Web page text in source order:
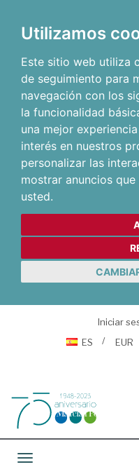
Utilizamos
Este sitio web utiliza
de seguimiento para
navegación con los
la funcionalidad
una mejor
interés en nuestros
personalizar las
mostrar anuncios
usted.
Iniciar
ES
EUR
Toggle navigation